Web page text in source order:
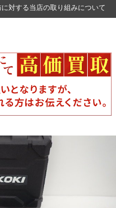
対する当店の取り組みについて